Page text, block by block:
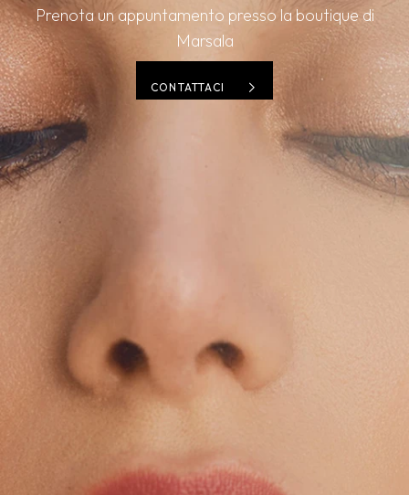
Prenota un appuntamento presso la boutique di
Marsala
CONTATTACI